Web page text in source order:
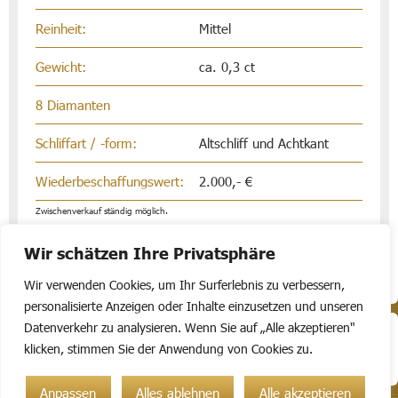
Wir schätzen Ihre Privatsphäre
Wir verwenden Cookies, um Ihr Surferlebnis zu verbessern,
personalisierte Anzeigen oder Inhalte einzusetzen und unseren
Datenverkehr zu analysieren. Wenn Sie auf „Alle akzeptieren"
klicken, stimmen Sie der Anwendung von Cookies zu.
Anpassen Alles ablehnen Alle akzeptieren
Reinheit: Mittel
Gewicht: ca. 0,3 ct
8 Diamanten
Schliffart / -form: Altschliff und Achtkant
Wiederbeschaffungswert: 2.000,- €
Zwischenverkauf ständig möglich.
© 2010 - 2025 Auktionshaus Höchst Bauer oHG
Impressum